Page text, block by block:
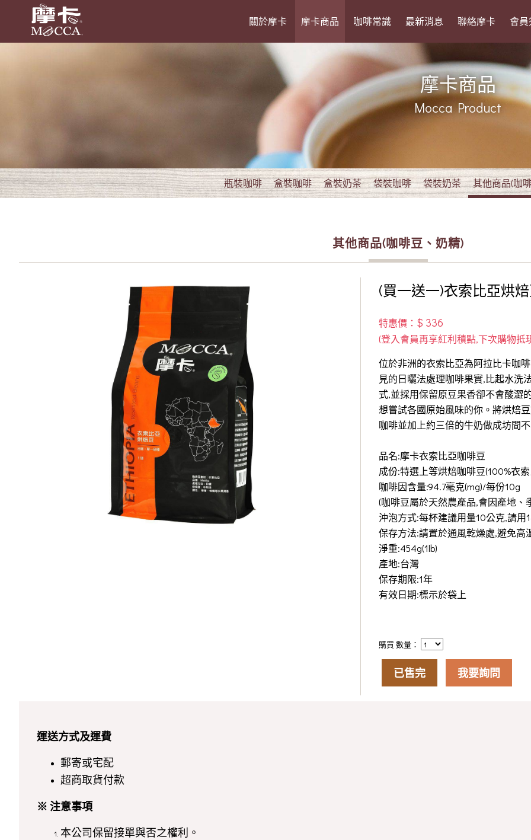
關於摩卡 摩卡商品 咖啡常識 最新消息 聯絡摩卡 會
摩卡商品
Mocca Product
瓶裝咖啡 盒裝咖啡 盒裝奶茶 袋裝咖啡 袋裝奶茶 其他商品(咖
其他商品(咖啡豆、奶精)
(買一送一)衣索比亞烘
特惠價： $ 336
位於非洲的衣索比亞為阿拉比卡咖
見的日曬法處理咖啡果實,比起水洗
式,並採用保留原豆果香卻不會酸澀
想嘗試各國原始風味的你。將烘焙
咖啡並加上約三倍的牛奶做成坊間
品名:摩卡衣索比亞咖啡豆
成份:特選上等烘焙咖啡豆(100%衣
咖啡因含量:94.7毫克(mg)/每份10g
(咖啡豆屬於天然農產品,會因產地、
沖泡方式:每杯建議用量10公克,請
保存方法:請置於通風乾燥處,避免高
淨重:454g(1lb)
產地:台灣
保存期限:1年
有效日期:標示於袋上
購買 數量：
已售完 我要詢問
運送方式及運費
郵寄或宅配
超商取貨付款
※ 注意事項
本公司保留接單與否之權利。